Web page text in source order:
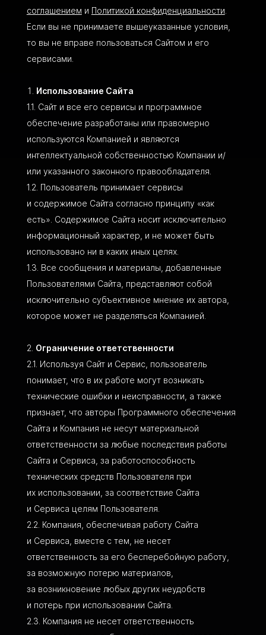
соглашением и Политикой конфиденциальности
Если вы не принимаете вышеуказанные условия,
то вы не вправе пользоваться Сайтом и его
сервисами.
Использование Сайта
Сайт и все его сервисы и программное
обеспечение разработаны или правомерно
используются Компанией и являются
интеллектуальной собственностью Компании и/
или указанного законного правообладателя.
Пользователь принимает сервисы
и содержимое Сайта согласно принципу «как
есть». Содержимое Сайта носит исключительно
информационный характер, и не может быть
использовано ни в каких иных целях.
Все сообщения и материалы, добавленные
Пользователями Сайта, представляют собой
исключительно субъективное мнение их автора,
которое может не разделяться Компанией.
Ограничение ответственности
Используя Сайт и Сервис, пользователь
понимает, что в их работе могут возникать
технические ошибки и неисправности, а также
признает, что авторы Программного обеспечения
Сайта и Компания не несут материальной
ответственности за любые последствия работы
Сайта и Сервиса, за работоспособность
технических средств Пользователя при
их использовании, за соответствие Сайта
и Сервиса целям Пользователя.
Компания, обеспечивая работу Сайта
и Сервиса, вместе с тем, не несет
ответственность за его бесперебойную работу,
за возможную потерю материалов,
за возникновение любых других неудобств
и потерь при использовании Сайта.
Компания не несет ответственность